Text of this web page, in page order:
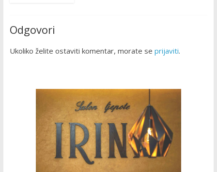
Odgovori
Ukoliko želite ostaviti komentar, morate se prijaviti.